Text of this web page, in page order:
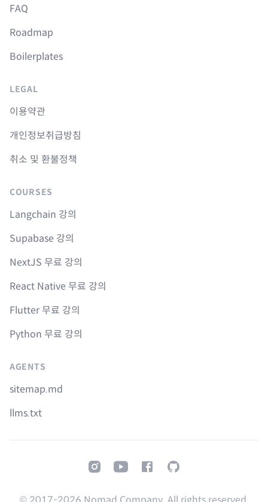
FAQ
Roadmap
Boilerplates
LEGAL
이용약관
개인정보취급방침
취소 및 환불정책
COURSES
Langchain 강의
Supabase 강의
NextJS 무료 강의
React Native 무료 강의
Flutter 무료 강의
Python 무료 강의
AGENTS
sitemap.md
llms.txt
InstagramYoutubeFacebookGitHub